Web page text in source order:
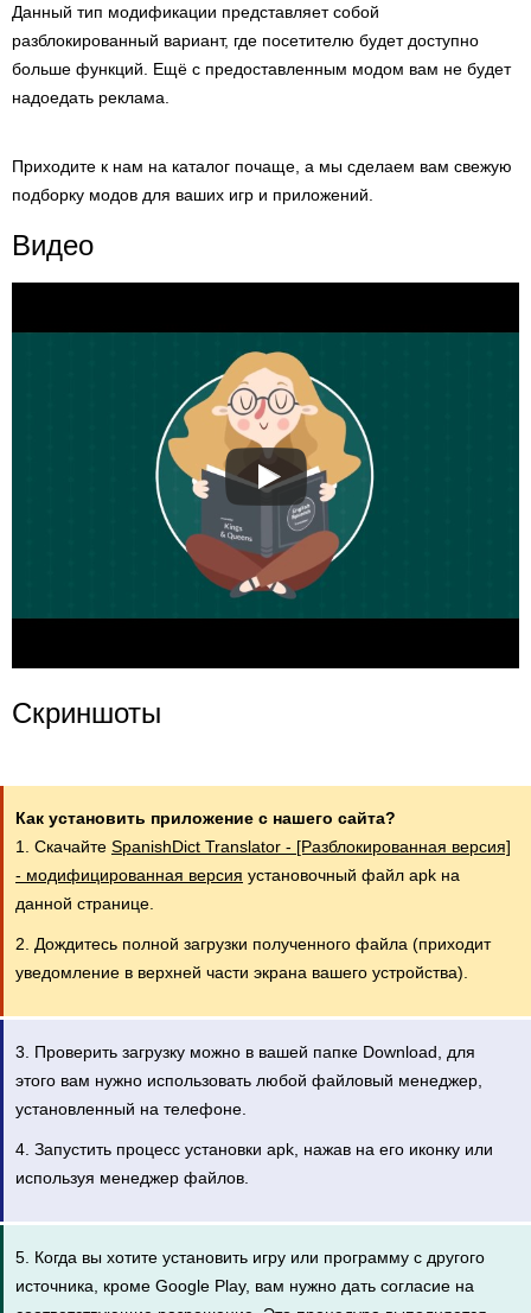
Данный тип модификации представляет собой
разблокированный вариант, где посетителю будет доступно
больше функций. Ещё с предоставленным модом вам не будет
надоедать реклама.
Приходите к нам на каталог почаще, а мы сделаем вам свежую
подборку модов для ваших игр и приложений.
Видео
Скриншоты
Как установить приложение с нашего сайта?
1. Скачайте SpanishDict Translator - [Разблокированная версия]
- модифицированная версия установочный файл apk на
данной странице.
2. Дождитесь полной загрузки полученного файла (приходит
уведомление в верхней части экрана вашего устройства).
3. Проверить загрузку можно в вашей папке Download, для
этого вам нужно использовать любой файловый менеджер,
установленный на телефоне.
4. Запустить процесс установки apk, нажав на его иконку или
используя менеджер файлов.
5. Когда вы хотите установить игру или программу с другого
источника, кроме Google Play, вам нужно дать согласие на